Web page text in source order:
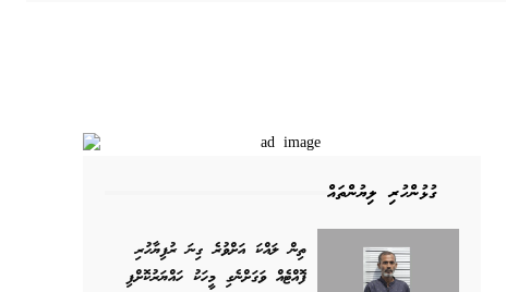
ގުޅުންހުރި ލިޔުންތައް
ތިން ލައްކަ އަށްވުރެ ގިނަ ރުފިޔާހުރި
ފޮއްޓެއް ވަގަށްނެގި މީހަކު ހައްޔަރުކޮށްފި